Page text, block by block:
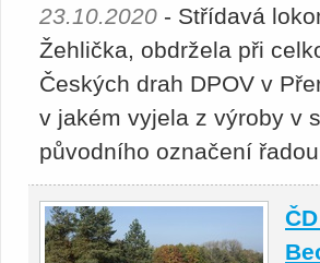
23.10.2020 - Střídavá
Žehlička, obdržela při
Českých drah DPOV v
v jakém vyjela z výroby v
původního označení